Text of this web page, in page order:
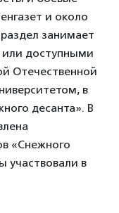
и около
занимает
доступными
Отечественной
в
десанта». В
«Снежного
участвовали в